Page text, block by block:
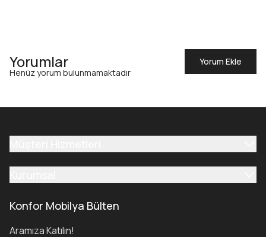
Yorumlar
Yorum Ekle
Henüz yorum bulunmamaktadır
Konfor Mobilya Bülten
Aramıza Katılın!